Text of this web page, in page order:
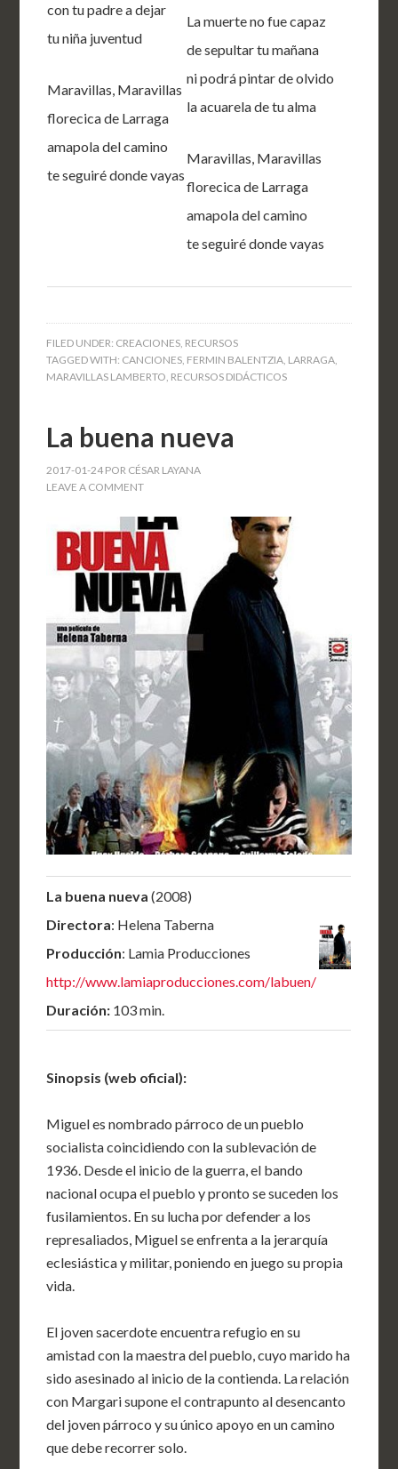
con tu padre a dejar
tu niña juventud
Maravillas, Maravillas
florecica de Larraga
amapola del camino
te seguiré donde vayas
La muerte no fue capaz
de sepultar tu mañana
ni podrá pintar de olvido
la acuarela de tu alma
Maravillas, Maravillas
florecica de Larraga
amapola del camino
te seguiré donde vayas
FILED UNDER: CREACIONES, RECURSOS
TAGGED WITH: CANCIONES, FERMIN BALENTZIA, LARRAGA,
MARAVILLAS LAMBERTO, RECURSOS DIDÁCTICOS
La buena nueva
2017-01-24 POR CÉSAR LAYANA
LEAVE A COMMENT
La buena nueva (2008)
Directora: Helena Taberna
Producción: Lamia Producciones
http://www.lamiaproducciones.com/labuen/
Duración: 103 min.
Sinopsis (web oficial):
Miguel es nombrado párroco de un pueblo
socialista coincidiendo con la sublevación de
1936. Desde el inicio de la guerra, el bando
nacional ocupa el pueblo y pronto se suceden los
fusilamientos. En su lucha por defender a los
represaliados, Miguel se enfrenta a la jerarquía
eclesiástica y militar, poniendo en juego su propia
vida.
El joven sacerdote encuentra refugio en su
amistad con la maestra del pueblo, cuyo marido ha
sido asesinado al inicio de la contienda. La relación
con Margari supone el contrapunto al desencanto
del joven párroco y su único apoyo en un camino
que debe recorrer solo.